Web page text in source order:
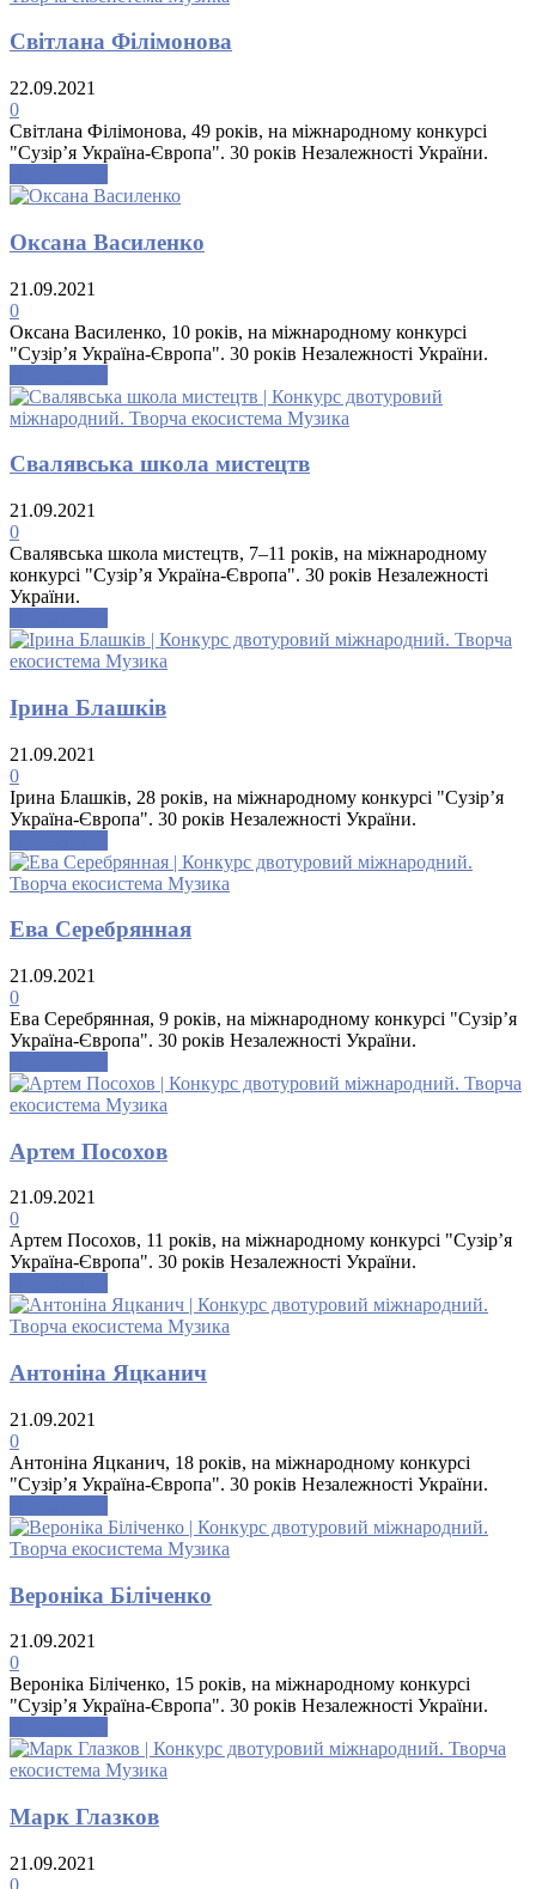
Свiтлана Фiлiмонова
22.09.2021
0
Свiтлана Фiлiмонова, 49 років, на міжнародному конкурсі
"Сузір’я Україна-Європа". 30 років Незалежності України.
Оксана Василенко
21.09.2021
0
Оксана Василенко, 10 років, на міжнародному конкурсі
"Сузір’я Україна-Європа". 30 років Незалежності України.
Свалявська школа мистецтв
21.09.2021
0
Свалявська школа мистецтв, 7–11 років, на міжнародному
конкурсі "Сузір’я Україна-Європа". 30 років Незалежності
України.
Ірина Блашків
21.09.2021
0
Ірина Блашків, 28 років, на міжнародному конкурсі "Сузір’я
Україна-Європа". 30 років Незалежності України.
Ева Серебрянная
21.09.2021
0
Ева Серебрянная, 9 років, на міжнародному конкурсі "Сузір’я
Україна-Європа". 30 років Незалежності України.
Артем Посохов
21.09.2021
0
Артем Посохов, 11 років, на міжнародному конкурсі "Сузір’я
Україна-Європа". 30 років Незалежності України.
Антоніна Яцканич
21.09.2021
0
Антоніна Яцканич, 18 років, на міжнародному конкурсі
"Сузір’я Україна-Європа". 30 років Незалежності України.
Вероніка Біліченко
21.09.2021
0
Вероніка Біліченко, 15 років, на міжнародному конкурсі
"Сузір’я Україна-Європа". 30 років Незалежності України.
Марк Глазков
21.09.2021
0